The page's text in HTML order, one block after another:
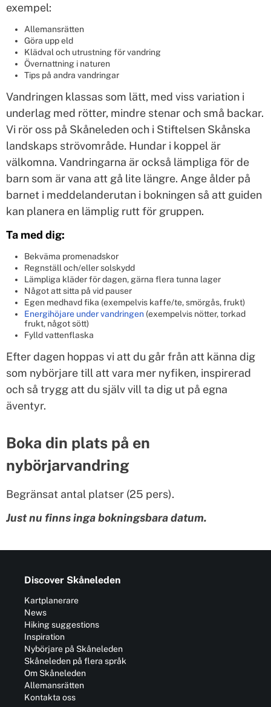
exempel:
Allemansrätten
Göra upp eld
Klädval och utrustning för vandring
Övernattning i naturen
Tips på andra vandringar
Vandringen klassas som lätt, med viss variation i
underlag med rötter, mindre stenar och små backar.
Vi rör oss på Skåneleden och i Stiftelsen Skånska
landskaps strövområde. Hundar i koppel är
välkomna. Vandringarna är också lämpliga för de
barn som är vana att gå lite längre. Ange ålder på
barnet i meddelanderutan i bokningen så att guiden
kan planera en lämplig rutt för gruppen.
Ta med dig:
Bekväma promenadskor
Regnställ och/eller solskydd
Lämpliga kläder för dagen, gärna flera tunna lager
Något att sitta på vid pauser
Egen medhavd fika (exempelvis kaffe/te, smörgås, frukt)
Energihöjare under vandringen (exempelvis nötter, torkad
frukt, något sött)
Fylld vattenflaska
Efter dagen hoppas vi att du går från att känna dig
som nybörjare till att vara mer nyfiken, inspirerad
och så trygg att du själv vill ta dig ut på egna
äventyr.
Boka din plats på en
nybörjarvandring
Begränsat antal platser (25 pers).
Just nu finns inga bokningsbara datum.
Discover Skåneleden
Kartplanerare
News
Hiking suggestions
Inspiration
Nybörjare på Skåneleden
Skåneleden på flera språk
Om Skåneleden
Allemansrätten
Kontakta oss